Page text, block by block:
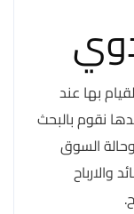
بها عند
نقوم بالبحث
السوق
والارباح